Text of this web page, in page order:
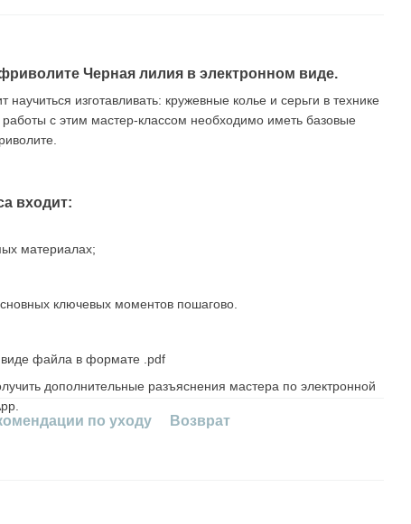
Черная лилия в электронном виде.
изготавливать: кружевные колье и серьги в технике
с этим мастер-классом необходимо иметь базовые
входит:
материалах;
ключевых моментов пошагово.
виде файла в формате .pdf
дополнительные разъяснения мастера по электронной
по уходу Возврат